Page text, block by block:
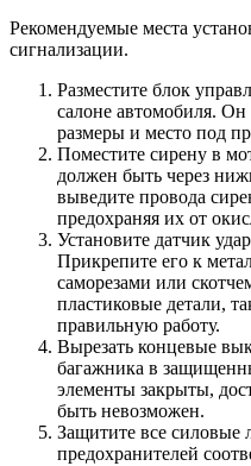
Рекомендуемые места
сигнализации.
Разместите блок
салоне автомобиля.
размеры и место под
Поместите сирену в
должен быть через
выведите провода
предохраняя их от
Установите датчик
Прикрепите его к
саморезами или
пластиковые детали,
правильную работу.
Вырезать концевые
багажника в
элементы закрыты,
быть невозможен.
Защитите все
предохранителей